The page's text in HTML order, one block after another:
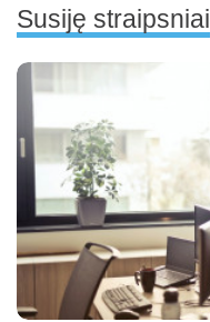
Susiję straipsniai